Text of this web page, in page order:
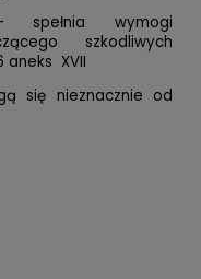
spełnia wymogi
szkodliwych
aneks XVII
się nieznacznie od